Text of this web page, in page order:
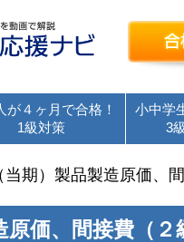
簿記検定
が４ヶ月で合格！
1級対策
小中学
3
当期）製品製造原価、
価、間接費（２